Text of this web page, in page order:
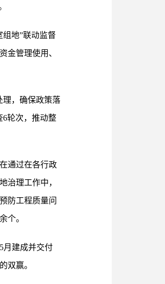
地”联动监督
金管理使用、
理，确保政策落
6轮次，推动整
通过在各行政
治理工作中，
防工程质量问
个。
月建成并交付
双赢。